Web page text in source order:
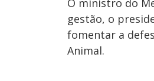
O ministro do
gestão, o
fomentar a
Animal.